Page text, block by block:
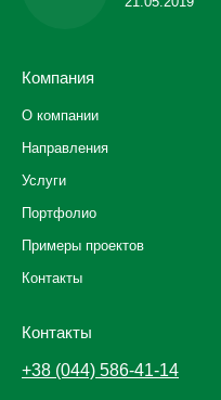
Компания
О компании
Направления
Услуги
Портфолио
Примеры проектов
Контакты
Контакты
+38 (044) 586-41-14